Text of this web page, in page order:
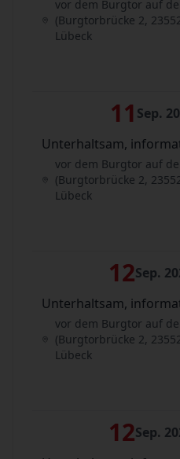
vor dem Burgtor auf
(Burgtorbrücke 2,
Lübeck
11 Sep.
Unterhaltsam,
vor dem Burgtor auf
(Burgtorbrücke 2,
Lübeck
12Sep.
Unterhaltsam,
vor dem Burgtor auf
(Burgtorbrücke 2,
Lübeck
12Sep.